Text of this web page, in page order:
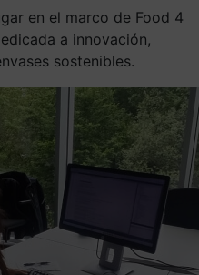
en el marco de Food 4
a innovación,
sostenibles.